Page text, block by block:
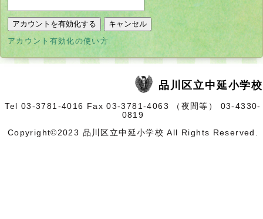
アカウント有効化の使い方
ウ
ィ
ン
く
品川区立中延小学校
Tel 03-3781-4016 Fax 03-3781-4063 （夜間等） 03-4330-
0819
Copyright©2023 品川区立中延小学校 All Rights Reserved.